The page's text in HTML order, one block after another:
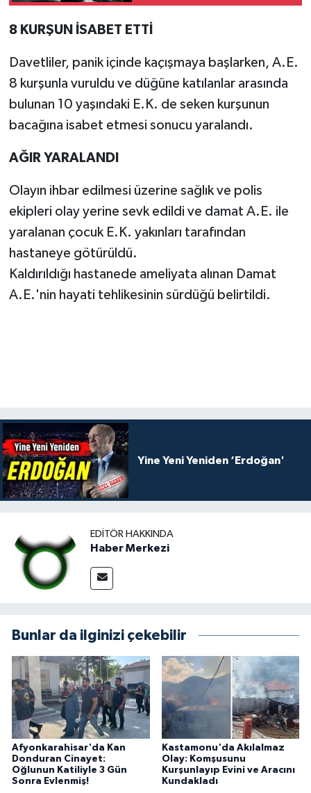
8 KURŞUN İSABET ETTİ
Davetliler, panik içinde kaçışmaya başlarken, A.E.
8 kurşunla vuruldu ve düğüne katılanlar arasında
bulunan 10 yaşındaki E.K. de seken kurşunun
bacağına isabet etmesi sonucu yaralandı.
AĞIR YARALANDI
Olayın ihbar edilmesi üzerine sağlık ve polis
ekipleri olay yerine sevk edildi ve damat A.E. ile
yaralanan çocuk E.K. yakınları tarafından
hastaneye götürüldü.
Kaldırıldığı hastanede ameliyata alınan Damat
A.E.'nin hayati tehlikesinin sürdüğü belirtildi.
Yine Yeni Yeniden ‘Erdoğan'
EDITÖR HAKKINDA
Haber Merkezi
Bunlar da ilginizi çekebilir
Afyonkarahisar'da Kan
Donduran Cinayet:
Oğlunun Katiliyle 3 Gün
Sonra Evlenmiş!
Kastamonu'da Akılalmaz
Olay: Komşusunu
Kurşunlayıp Evini ve Aracını
Kundakladı